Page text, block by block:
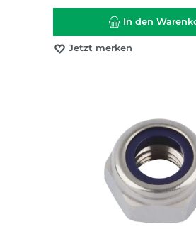
In den
Jetzt merken